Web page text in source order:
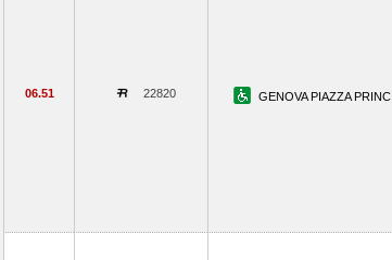
06.51 22820 GENOVA PIAZZA PRINC.